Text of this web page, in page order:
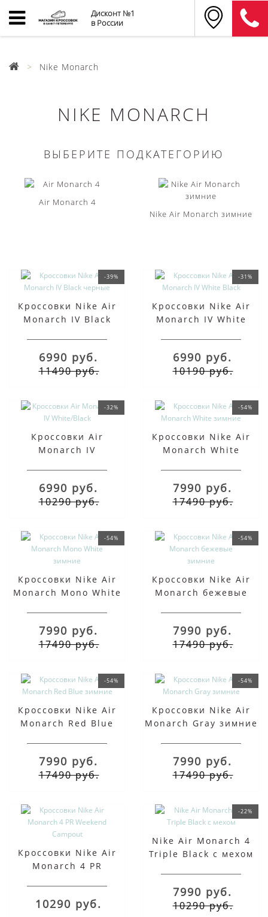
Дисконт №1
в России
Nike Monarch
NIKE MONARCH
ВЫБЕРИТЕ ПОДКАТЕГОРИЮ
Air Monarch 4
Nike Air Monarch зимние
-39%
Кроссовки Nike Air
Monarch IV Black
6990 руб.
11490 руб.
-31%
Кроссовки Nike Air
Monarch IV White
6990 руб.
10190 руб.
-32%
Кроссовки Air
Monarch IV
6990 руб.
10290 руб.
-54%
Кроссовки Nike Air
Monarch White
7990 руб.
17490 руб.
-54%
Кроссовки Nike Air
Monarch Mono White
7990 руб.
17490 руб.
-54%
Кроссовки Nike Air
Monarch бежевые
7990 руб.
17490 руб.
-54%
Кроссовки Nike Air
Monarch Red Blue
7990 руб.
17490 руб.
-54%
Кроссовки Nike Air
Monarch Gray зимние
7990 руб.
17490 руб.
Кроссовки Nike Air
Monarch 4 PR
10290 руб.
-22%
Nike Air Monarch 4
Triple Black с мехом
7990 руб.
10290 руб.